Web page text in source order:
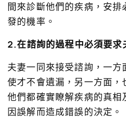
間來診斷他們的疾病，安排
發的機率。
2.在諮詢的過程中必須要求
夫妻一同來接受諮詢，一
使才不會遺漏，另一方面，
他們都確實瞭解疾病的真相
因誤解而造成錯誤的決定。